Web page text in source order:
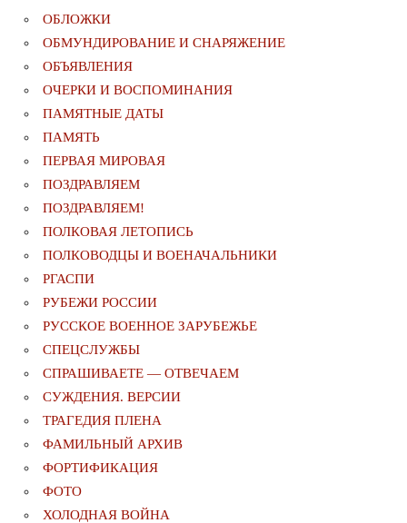
ОБЛОЖКИ
ОБМУНДИРОВАНИЕ И СНАРЯЖЕНИЕ
ОБЪЯВЛЕНИЯ
ОЧЕРКИ И ВОСПОМИНАНИЯ
ПАМЯТНЫЕ ДАТЫ
ПАМЯТЬ
ПЕРВАЯ МИРОВАЯ
ПОЗДРАВЛЯЕМ
ПОЗДРАВЛЯЕМ!
ПОЛКОВАЯ ЛЕТОПИСЬ
ПОЛКОВОДЦЫ И ВОЕНАЧАЛЬНИКИ
РГАСПИ
РУБЕЖИ РОССИИ
РУССКОЕ ВОЕННОЕ ЗАРУБЕЖЬЕ
СПЕЦСЛУЖБЫ
СПРАШИВАЕТЕ — ОТВЕЧАЕМ
СУЖДЕНИЯ. ВЕРСИИ
ТРАГЕДИЯ ПЛЕНА
ФАМИЛЬНЫЙ АРХИВ
ФОРТИФИКАЦИЯ
ФОТО
ХОЛОДНАЯ ВОЙНА